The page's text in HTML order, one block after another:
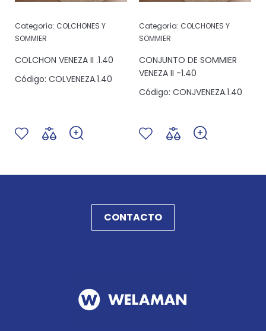
Categoría: COLCHONES Y
SOMMIER
COLCHON VENEZA II .1.40
Código: COLVENEZA.1.40
Categoría: COLCHONES Y
SOMMIER
CONJUNTO DE SOMMIER
VENEZA II -1.40
Código: CONJVENEZA.1.40
CONTACTO